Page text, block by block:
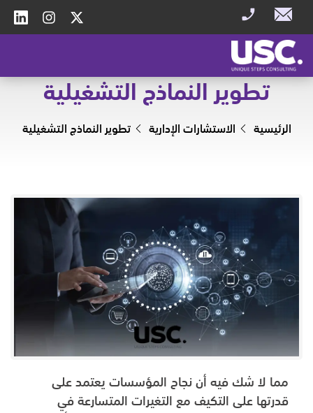
تطوير النماذج التشغيلية
الرئيسية الاستشارات الإدارية تطوير النماذج التشغيلية
مما لا شك فيه أن نجاح المؤسسات يعتمد على
قدرتها على التكيف مع التغيرات المتسارعة في